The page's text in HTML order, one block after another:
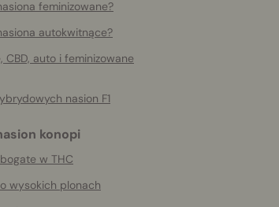
feminizowane?
autokwitnące?
CBD, auto i feminizowane
nasion F1
konopi
w THC
wysokich plonach